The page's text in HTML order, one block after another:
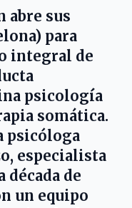
abre sus
para
integral de
psicología
somática.
psicóloga
especialista
década de
un equipo